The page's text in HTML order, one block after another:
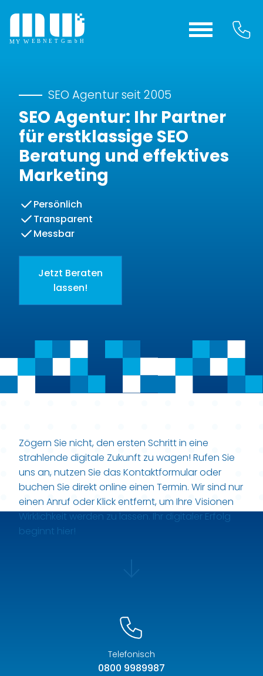
SEO Agentur seit 2005
SEO Agentur: Ihr Partner
für erstklassige SEO
Beratung und effektives
Marketing
Persönlich
Transparent
Messbar
Jetzt Beraten
lassen!
Zögern Sie nicht, den ersten Schritt in eine
strahlende digitale Zukunft zu wagen! Rufen Sie
uns an, nutzen Sie das Kontaktformular oder
buchen Sie direkt online einen Termin. Wir sind nur
einen Anruf oder Klick entfernt, um Ihre Visionen
Wirklichkeit werden zu lassen. Ihr digitaler Erfolg
beginnt hier!
Telefonisch
0800 9989987